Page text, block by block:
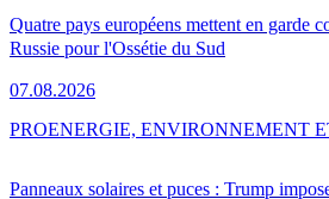
Quatre pays européens mettent en garde
Russie pour l'Ossétie du Sud
07.08.2026
Panneaux solaires et puces : Trump
PROENERGIE, ENVIRONNEMENT